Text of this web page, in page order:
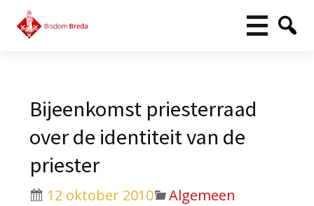
Bijeenkomst priesterraad
over de identiteit van de
priester
12 oktober 2010 Algemeen